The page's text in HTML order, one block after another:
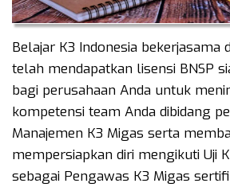
Belajar K3 Indonesia bekerjasama
telah mendapatkan lisensi BNSP
bagi perusahaan Anda untuk
kompetensi team Anda dibidang
Manajemen K3 Migas serta
mempersiapkan diri mengikuti Uji
sebagai Pengawas K3 Migas